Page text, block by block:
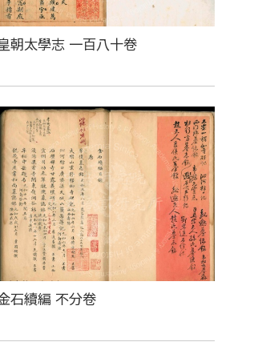
朝太學志 一百八十卷
石續編 不分卷